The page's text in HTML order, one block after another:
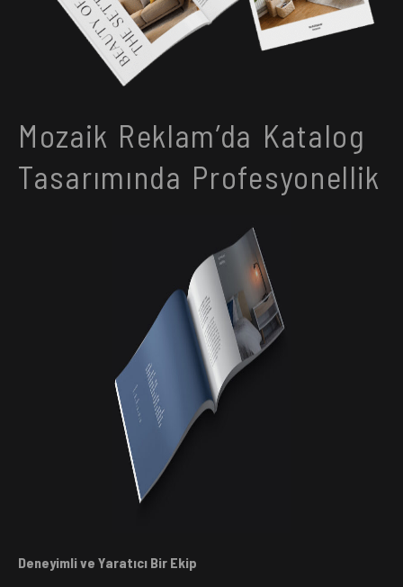
Mozaik Reklam’da Katalog
Tasarımında Profesyonellik
Deneyimli ve Yaratıcı Bir Ekip